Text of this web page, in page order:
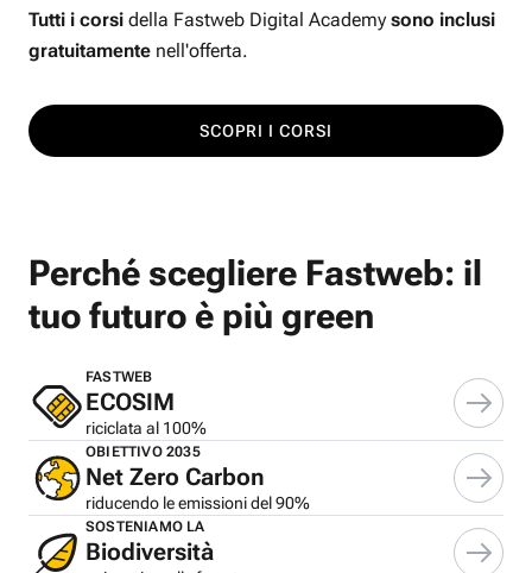
Tutti i corsi della Fastweb Digital Academy sono inclusi
gratuitamente nell'offerta.
SCOPRI I CORSI
Perché scegliere Fastweb: il
tuo futuro è più green
FASTWEB
ECOSIM
riciclata al 100%
OBIETTIVO 2035
Net Zero Carbon
riducendo le emissioni del 90%
SOSTENIAMO LA
Biodiversità